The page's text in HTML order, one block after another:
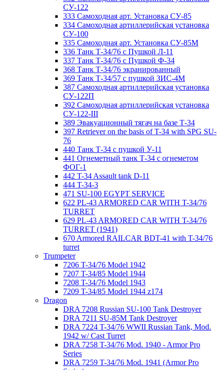
СУ-122
333 Самоходная арт. Установка СУ-85
334 Самоходная артиллерийская установка
СУ-100
335 Самоходная арт. Установка СУ-85М
336 Танк Т-34/76 с Пушкой Л-11
337 Танк Т-34/76 с Пушкой Ф-34
368 Танк Т-34/76 экранированный
369 Танк Т-34/57 с пушкой ЗИС-4М
387 Самоходная артиллерийская установка
СУ-122П
392 Самоходная артиллерийская установка
СУ-122-III
389 Эвакуационный тягач на базе Т-34
397 Retriever on the basis of T-34 with SPG SU-
76
440 Танк Т-34 с пушкой У-11
441 Огнеметный танк Т-34 с огнеметом
ФОГ-1
442 T-34 Assault tank D-11
444 T-34-3
471 SU-100 EGYPT SERVICE
622 PL-43 ARMORED CAR WITH T-34/76
TURRET
629 PL-43 ARMORED CAR WITH T-34/76
TURRET (1941)
670 Armored RAILCAR BDT-41 with T-34/76
turret
Trumpeter
7206 T-34/76 Model 1942
7207 T-34/85 Model 1944
7208 T-34/76 Model 1943
7209 T-34/85 Model 1944 z174
Dragon
DRA 7208 Russian SU-100 Tank Destroyer
DRA 7211 SU-85M Tank Destroyer
DRA 7224 T-34/76 WWII Russian Tank, Mod.
1942 w/ Cast Turret
DRA 7258 T-34/76 Mod. 1940 - Armor Pro
Series
DRA 7259 T-34/76 Mod. 1941 (Armor Pro